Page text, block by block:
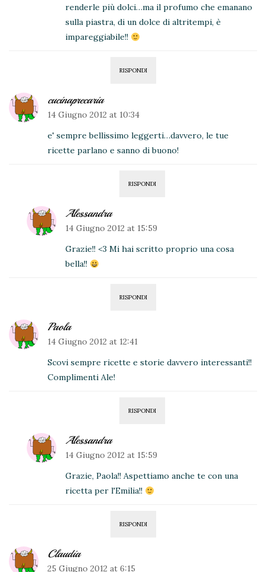
renderle più dolci…ma il profumo che emanano
sulla piastra, di un dolce di altritempi, è
impareggiabile!!
RISPONDI
cucinaprecaria
14 Giugno 2012 at 10:34
e' sempre bellissimo leggerti…davvero, le tue
ricette parlano e sanno di buono!
RISPONDI
Alessandra
14 Giugno 2012 at 15:59
Grazie!! <3 Mi hai scritto proprio una cosa
bella!!
RISPONDI
Paola
14 Giugno 2012 at 12:41
Scovi sempre ricette e storie davvero interessanti!!
Complimenti Ale!
RISPONDI
Alessandra
14 Giugno 2012 at 15:59
Grazie, Paola!! Aspettiamo anche te con una
ricetta per l'Emilia!!
RISPONDI
Claudia
25 Giugno 2012 at 6:15